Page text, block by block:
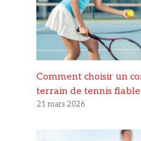
Comment choisir un
terrain de tennis fiable
21 mars 2026